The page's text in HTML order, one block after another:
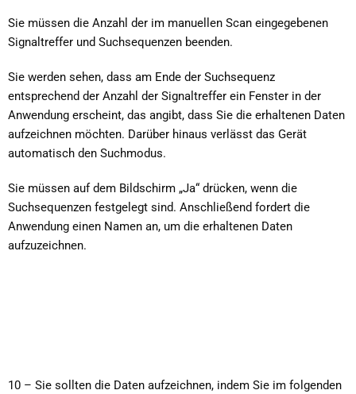
Sie müssen die Anzahl der im manuellen Scan eingegebenen
Signaltreffer und Suchsequenzen beenden.
Sie werden sehen, dass am Ende der Suchsequenz
entsprechend der Anzahl der Signaltreffer ein Fenster in der
Anwendung erscheint, das angibt, dass Sie die erhaltenen Daten
aufzeichnen möchten. Darüber hinaus verlässt das Gerät
automatisch den Suchmodus.
Sie müssen auf dem Bildschirm „Ja“ drücken, wenn die
Suchsequenzen festgelegt sind. Anschließend fordert die
Anwendung einen Namen an, um die erhaltenen Daten
aufzuzeichnen.
10 – Sie sollten die Daten aufzeichnen, indem Sie im folgenden